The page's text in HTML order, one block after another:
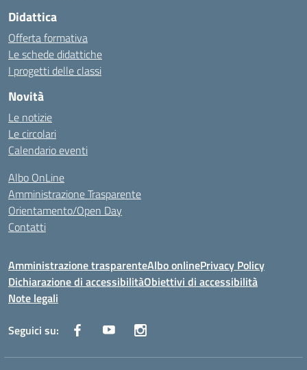
Didattica
Offerta formativa
Le schede didattiche
I progetti delle classi
Novità
Le notizie
Le circolari
Calendario eventi
Albo OnLine
Amministrazione Trasparente
Orientamento/Open Day
Contatti
Amministrazione trasparenteAlbo onlinePrivacy Policy
Dichiarazione di accessibilitàObiettivi di accessibilità
Note legali
Seguici su: